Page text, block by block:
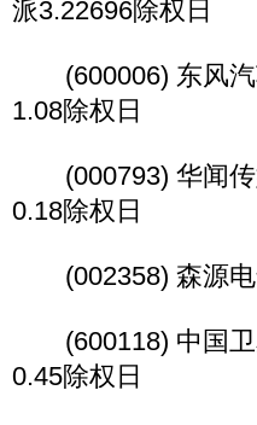
派3.22696除权日
(600006) 东风汽
1.08除权日
(000793) 华闻传
0.18除权日
(002358) 森源电
(600118) 中国卫
0.45除权日